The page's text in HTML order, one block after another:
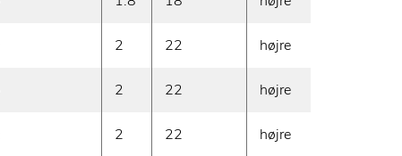
2 22 højre
2 22 højre
2 22 højre